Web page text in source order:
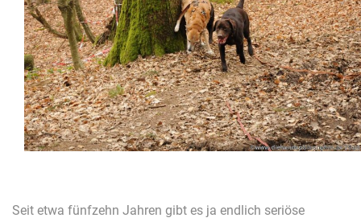
Seit etwa fünfzehn Jahren gibt es ja endlich seriöse